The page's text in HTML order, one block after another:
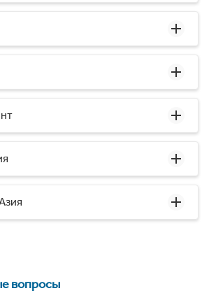
вопросы